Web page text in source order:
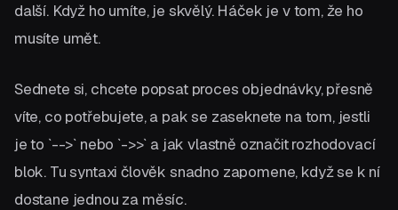
další. Když ho umíte, je skvělý. Háček je v tom, že ho
musíte umět.
Sednete si, chcete popsat proces objednávky, přesně
víte, co potřebujete, a pak se zaseknete na tom, jestli
je to `-->` nebo `->>` a jak vlastně označit rozhodovací
blok. Tu syntaxi člověk snadno zapomene, když se k ní
dostane jednou za měsíc.